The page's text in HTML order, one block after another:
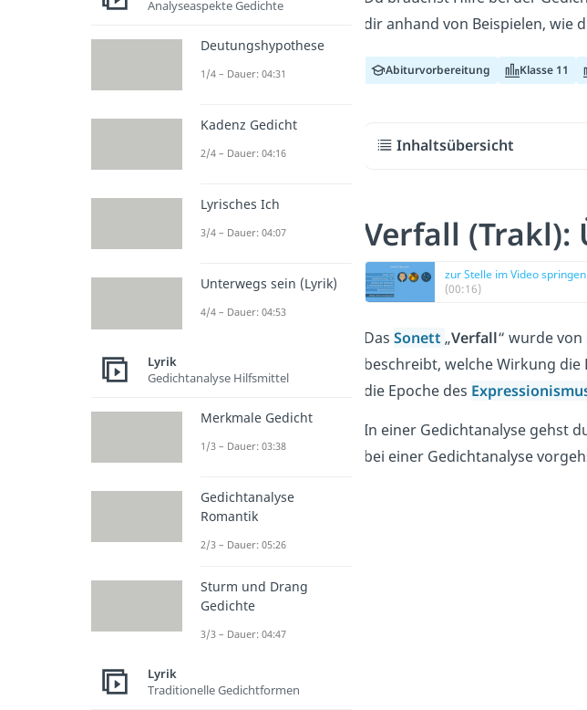
dir anhand von Beispielen, wie
Abiturvorbereitung Klasse 11
Inhaltsübersicht
Verfall (Trakl):
zur Stelle im Video springen
(00:16)
Das Sonett „Verfall“ wurde von
beschreibt, welche Wirkung
die Epoche des
In einer Gedichtanalyse gehst
bei einer Gedichtanalyse
Analyseaspekte Gedichte
Deutungshypothese
1/4 – Dauer: 04:31
Kadenz Gedicht
2/4 – Dauer: 04:16
Lyrisches Ich
3/4 – Dauer: 04:07
Unterwegs sein (Lyrik)
4/4 – Dauer: 04:53
Lyrik
Gedichtanalyse Hilfsmittel
Merkmale Gedicht
1/3 – Dauer: 03:38
Gedichtanalyse
Romantik
2/3 – Dauer: 05:26
Sturm und Drang
Gedichte
3/3 – Dauer: 04:47
Lyrik
Traditionelle Gedichtformen